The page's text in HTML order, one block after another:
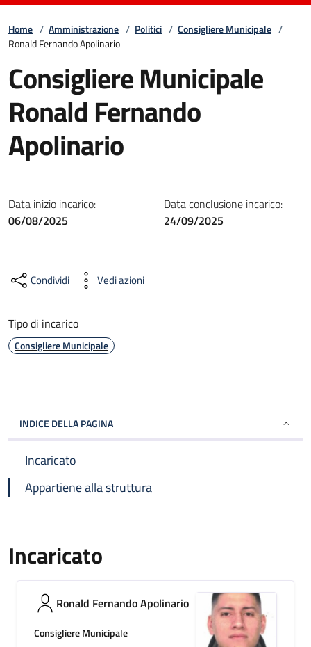
Home / Amministrazione / Politici / Consigliere Municipale /
Ronald Fernando Apolinario
Consigliere Municipale
Ronald Fernando
Apolinario
Data inizio incarico:
06/08/2025
Data conclusione incarico:
24/09/2025
Condividi Vedi azioni
Tipo di incarico
Consigliere Municipale
INDICE DELLA PAGINA
Incaricato
Appartiene alla struttura
Incaricato
Ronald Fernando Apolinario
Consigliere Municipale